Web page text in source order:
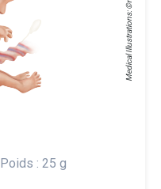
Medical Illustrations: ©
Poids : 25 g